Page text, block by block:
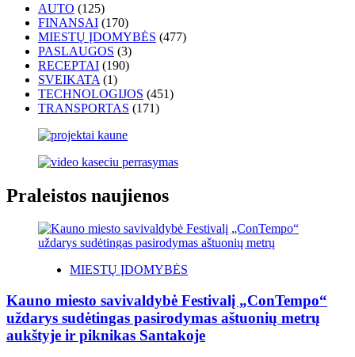
AUTO (125)
FINANSAI (170)
MIESTŲ ĮDOMYBĖS (477)
PASLAUGOS (3)
RECEPTAI (190)
SVEIKATA (1)
TECHNOLOGIJOS (451)
TRANSPORTAS (171)
Praleistos naujienos
MIESTŲ ĮDOMYBĖS
Kauno miesto savivaldybė Festivalį „ConTempo“
uždarys sudėtingas pasirodymas aštuonių metrų
aukštyje ir piknikas Santakoje